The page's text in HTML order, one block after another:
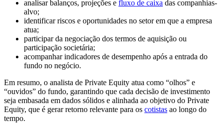
analisar balanços, projeções e fluxo de caixa das companhias-
alvo;
identificar riscos e oportunidades no setor em que a empresa
atua;
participar da negociação dos termos de aquisição ou
participação societária;
acompanhar indicadores de desempenho após a entrada do
fundo no negócio.
Em resumo, o analista de Private Equity atua como “olhos” e
“ouvidos” do fundo, garantindo que cada decisão de investimento
seja embasada em dados sólidos e alinhada ao objetivo do Private
Equity, que é gerar retorno relevante para os cotistas ao longo do
tempo.